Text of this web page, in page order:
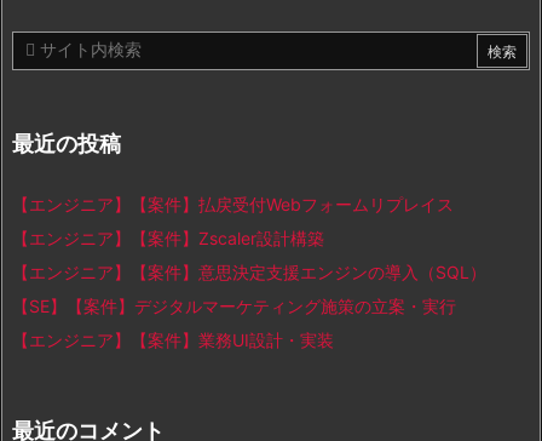
最近の投稿
【エンジニア】【案件】払戻受付Webフォームリプレイス
【エンジニア】【案件】Zscaler設計構築
【エンジニア】【案件】意思決定支援エンジンの導入（SQL）
【SE】【案件】デジタルマーケティング施策の立案・実行
【エンジニア】【案件】業務UI設計・実装
最近のコメント